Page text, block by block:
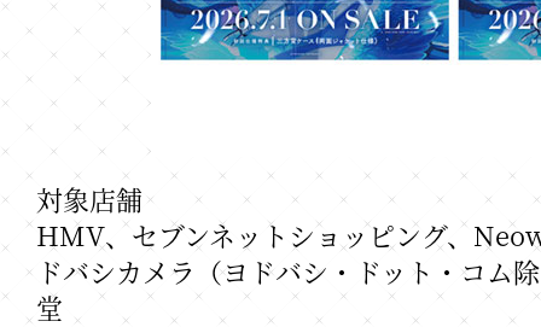
対象店舗
HMV、セブンネットショッピング、
ドバシカメラ（ヨドバシ・ドット・コム
堂